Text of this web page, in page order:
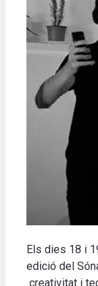
Els dies 18 i
edició del
creativitat i